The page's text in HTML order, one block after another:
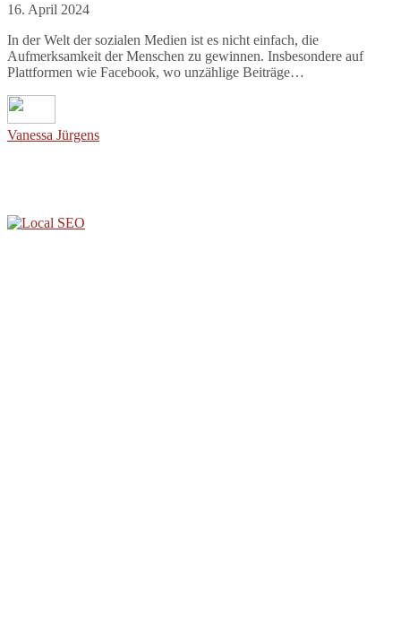
16. April 2024
In der Welt der sozialen Medien ist es nicht einfach, die
Aufmerksamkeit der Menschen zu gewinnen. Insbesondere auf
Plattformen wie Facebook, wo unzählige Beiträge…
Vanessa Jürgens